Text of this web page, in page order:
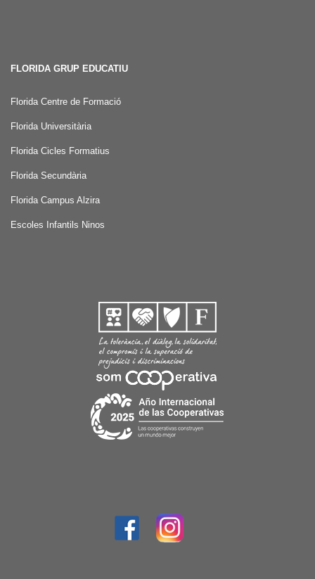
FLORIDA GRUP EDUCATIU
Florida Centre de Formació
Florida Universitària
Florida Cicles Formatius
Florida Secundària
Florida Campus Alzira
Escoles Infantils Ninos